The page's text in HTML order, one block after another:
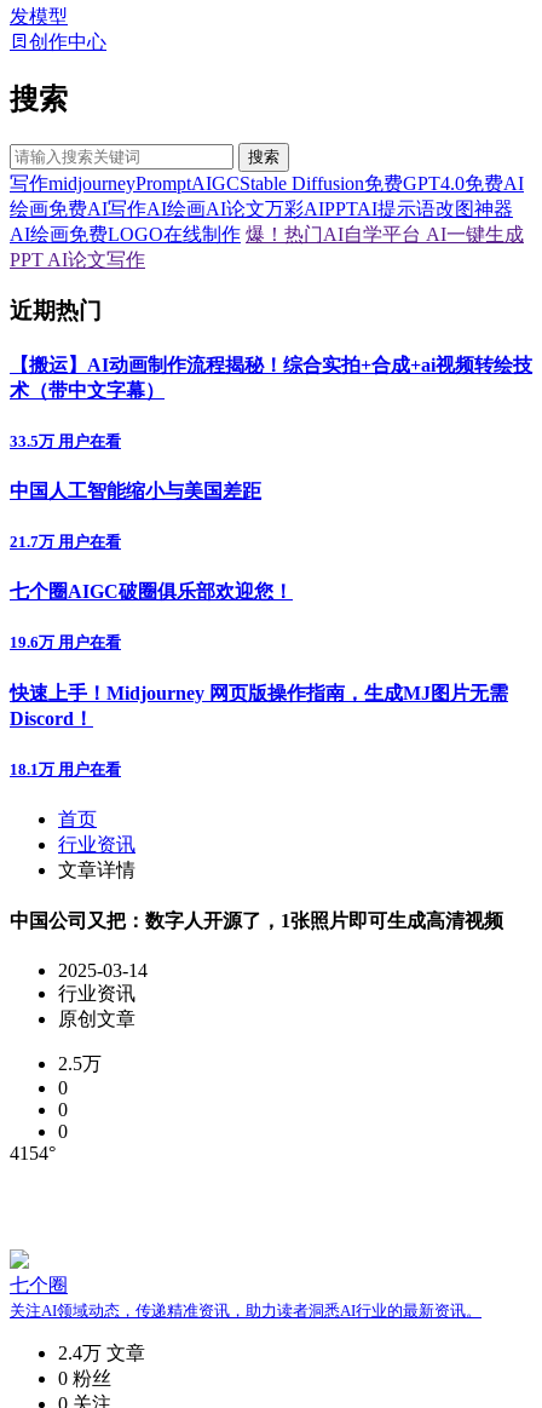
发模型
创作中心
搜索
搜索
写作midjourneyPromptAIGCStable Diffusion免费GPT4.0免费AI
绘画免费AI写作AI绘画AI论文万彩AIPPTAI提示语改图神器
AI绘画免费LOGO在线制作 爆！热门AI自学平台 AI一键生成
PPT AI论文写作
近期热门
【搬运】AI动画制作流程揭秘！综合实拍+合成+ai视频转绘技
术（带中文字幕）
33.5万 用户在看
中国人工智能缩小与美国差距
21.7万 用户在看
七个圈AIGC破圈俱乐部欢迎您！
19.6万 用户在看
快速上手！Midjourney 网页版操作指南，生成MJ图片无需
Discord！
18.1万 用户在看
首页
行业资讯
文章详情
中国公司又把：数字人开源了，1张照片即可生成高清视频
2025-03-14
行业资讯
原创文章
2.5万
0
0
0
4154°
七个圈
关注AI领域动态，传递精准资讯，助力读者洞悉AI行业的最新资讯。
2.4万 文章
0 粉丝